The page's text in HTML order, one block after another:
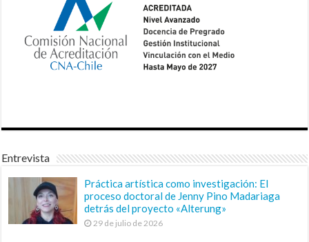
Entrevista
Práctica artística como investigación: El
proceso doctoral de Jenny Pino Madariaga
detrás del proyecto «Alterung»
29 de julio de 2026